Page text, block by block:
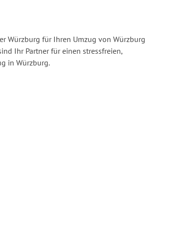
Würzburg für Ihren Umzug von Würzburg
Ihr Partner für einen stressfreien,
in Würzburg.